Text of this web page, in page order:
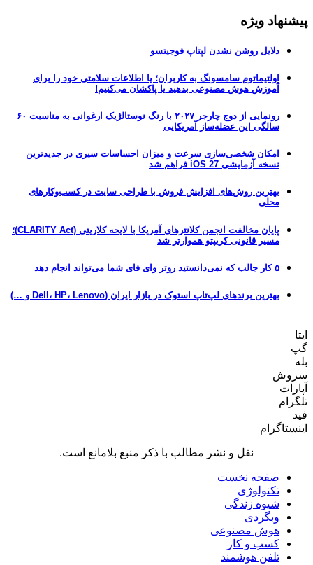
پیشنهاد ویژه
دلایل روشن نشدن لپتاپ فوجیتسو
اولتیماتوم سامسونگ به کاربران؛ یا اطلاعات سلامتی خود را برای
آموزش هوش مصنوعی بدهید یا پاکشان می‌کنیم!
رونمایی از دوج چارجر ۲۰۲۷ با رنگ نوستالژیک ارغوانی به مناسبت ۶۰
سالگی این عضله‌ساز آمریکایی
امکان شخصی‌سازی سرعت و میزان احساسات سیری در جدیدترین
نسخه آزمایشی iOS 27 فراهم شد
بهترین روش‌های افزایش فروش با طراحی سایت در کسب‌وکارهای
محلی
پایان مخالفت انجمن کلانترهای آمریکا با لایحه کلاریتی (CLARITY Act)؛
مسیر قانونی کریپتو هموارتر شد
۵ کار جالب که نمی‌دانستید روتر وای فای شما می‌تواند انجام دهد
بهترین برندهای لپ‌تاپ استوک در بازار ایران (Dell، HP، Lenovo و …)
ایتا
گپ
بله
سروش
آپارات
تلگرام
فید
اینستاگرام
نقل و نشر مطالب با ذکر منبع بلامانع است.
صفحه نخست
تکنولوژی
شیوه زندگی
وبگردی
هوش مصنوعی
کسب و کار
تلفن هوشمند